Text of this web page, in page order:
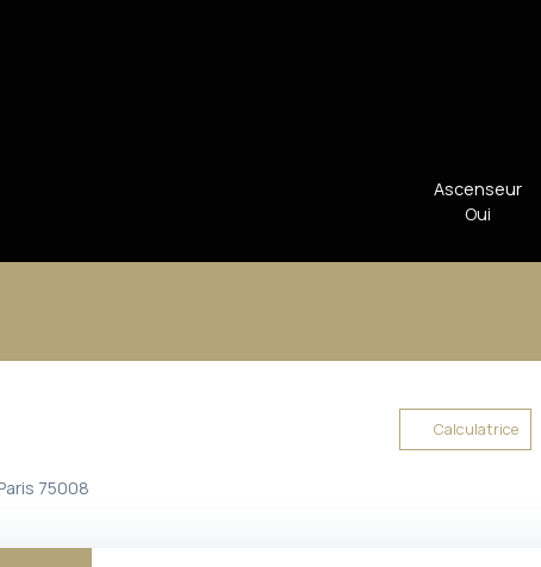
Ascenseur
Oui
Calculatrice
75008